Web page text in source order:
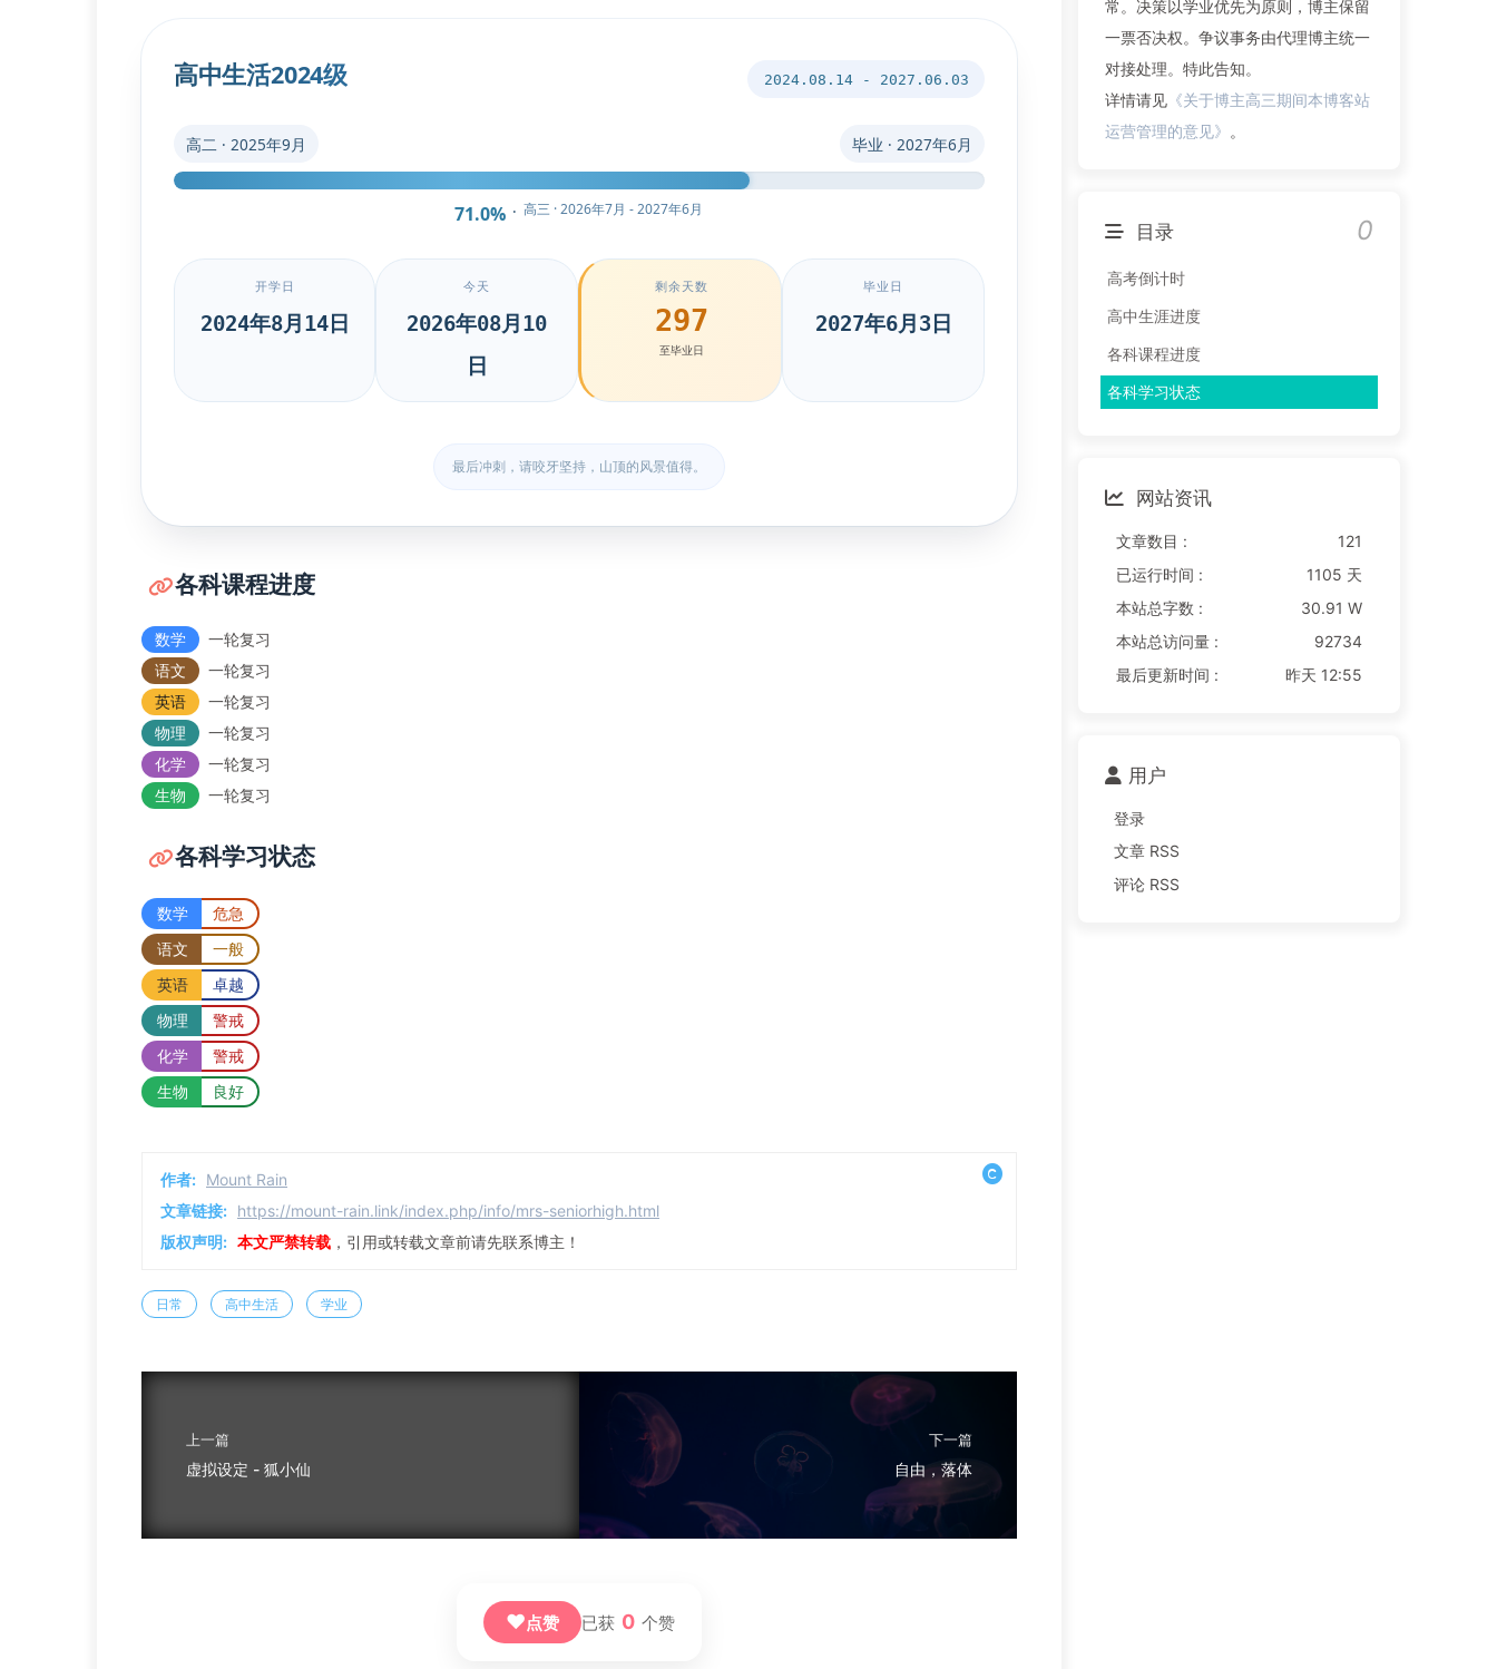
高中生活2024级 2024.08.14 - 2027.06.03
高二 · 2025年9月 毕业 · 2027年6月
71.0% · 高三 · 2026年7月 - 2027年6月
开学日
2024年8月14日
今天
2026年08月10
日
剩余天数
297
至毕业日
毕业日
2027年6月3日
最后冲刺，请咬牙坚持，山顶的风景值得。
各科课程进度
数学
一轮复习
语文
一轮复习
英语
一轮复习
物理
一轮复习
化学
一轮复习
生物
一轮复习
各科学习状态
数学
危急
语文
一般
英语
卓越
物理
警戒
化学
警戒
生物
良好
作者: Mount Rain
文章链接: https://mount-rain.link/index.php/info/mrs-seniorhigh.html
版权声明: 本文严禁转载 ，引用或转载文章前请先联系博主！
日常 高中生活 学业
上一篇
虚拟设定 - 狐小仙
下一篇
自由，落体
❤点赞 已获 0 个赞
常。决策以学业优先为原则，博主保留
一票否决权。争议事务由代理博主统一
对接处理。特此告知。
详情请见《关于博主高三期间本博客站
运营管理的意见》 。
目录 0
高考倒计时
高中生涯进度
各科课程进度
各科学习状态
网站资讯
文章数目 :
121
已运行时间 :
1105 天
本站总字数 :
30.91 W
本站总访问量 :
92734
最后更新时间 :
昨天 12:55
用户
登录
文章 RSS
评论 RSS